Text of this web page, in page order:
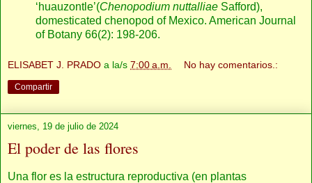
‘huauzontle’(Chenopodium nuttalliae Safford),
domesticated chenopod of Mexico. American Journal
of Botany 66(2): 198-206.
ELISABET J. PRADO a la/s 7:00 a.m. No hay comentarios.:
Compartir
viernes, 19 de julio de 2024
El poder de las flores
Una flor es la estructura reproductiva (en plantas